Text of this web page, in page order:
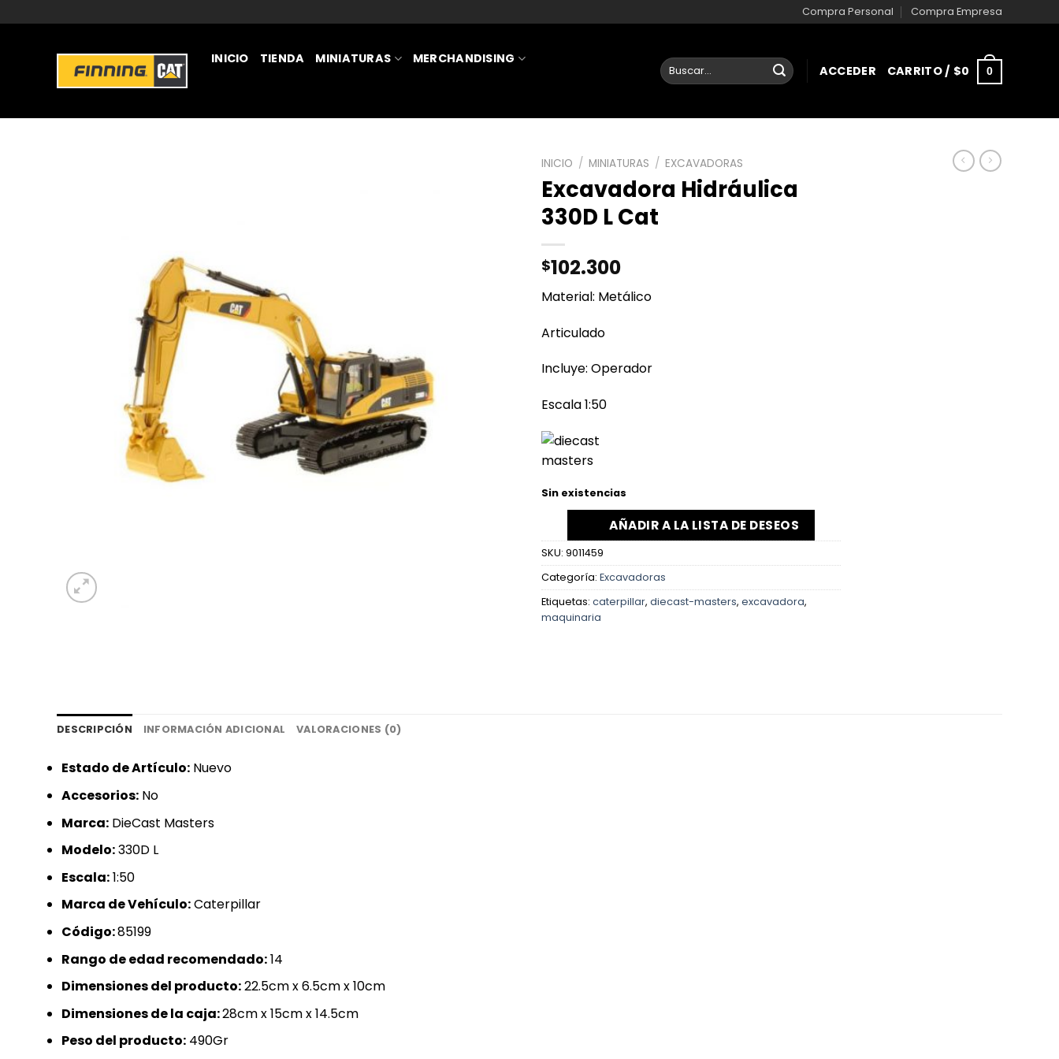
Compra Personal Compra Empresa
INICIO TIENDA MINIATURAS MERCHANDISING
ACCEDER CARRITO / $0 0
INICIO / MINIATURAS / EXCAVADORAS
Excavadora Hidráulica
330D L Cat
$102.300
Material: Metálico
Articulado
Incluye: Operador
Escala 1:50
Sin existencias
AÑADIR A LA LISTA DE DESEOS
SKU: 9011459
Categoría: Excavadoras
Etiquetas: caterpillar, diecast-masters, excavadora,
maquinaria
DESCRIPCIÓN INFORMACIÓN ADICIONAL VALORACIONES (0)
Estado de Artículo:Nuevo
Accesorios:No
Marca:DieCast Masters
Modelo:330D L
Escala:1:50
Marca de Vehículo:Caterpillar
Código:85199
Rango de edad recomendado:14
Dimensiones del producto:22.5cm x 6.5cm x 10cm
Dimensiones de la caja:28cm x 15cm x 14.5cm
Peso del producto:490Gr